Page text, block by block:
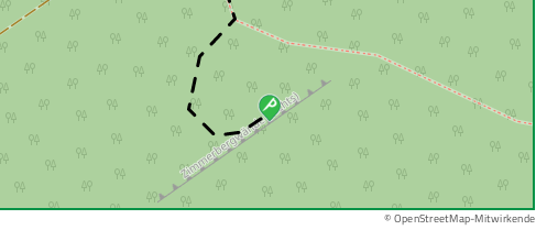
© OpenStreetMap-Mitwirkende